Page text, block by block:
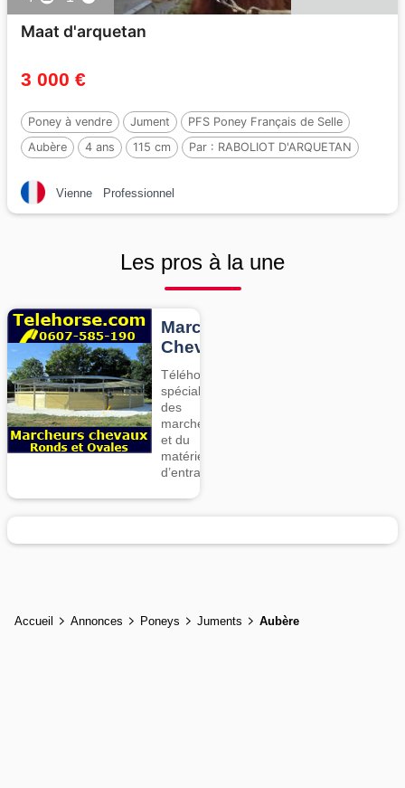
Maat d'arquetan
3 000 €
Poney à vendre Jument
PFS Poney Français de Selle
Aubère
4 ans 115 cm Par : RABOLIOT D'ARQUETAN
Vienne Professionnel
Les pros à la une
Marcheurs
Chevaux
Téléhorse,
spécialiste
des
marcheurs
et du
matériel
d’entrainement
Accueil Annonces Poneys Juments Aubère